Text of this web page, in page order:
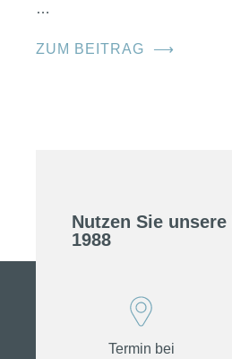
…
ZUM BEITRAG ⟶
Nutzen Sie
1988
Termin bei